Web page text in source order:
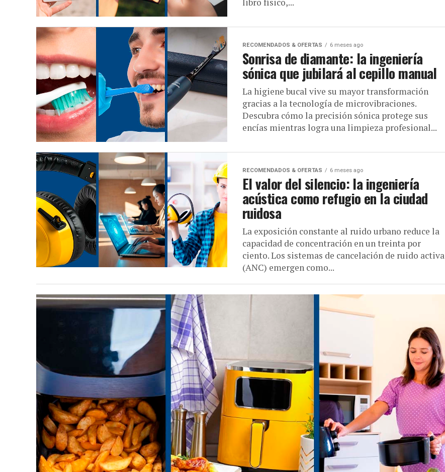
RECOMENDADOS & OFERTAS 6 meses ago
Sonrisa de diamante: la ingeniería
sónica que jubilará al cepillo manual
La higiene bucal vive su mayor transformación
gracias a la tecnología de microvibraciones.
Descubra cómo la precisión sónica protege sus
encías mientras logra una limpieza profesional...
RECOMENDADOS & OFERTAS 6 meses ago
El valor del silencio: la ingeniería
acústica como refugio en la ciudad
ruidosa
La exposición constante al ruido urbano reduce la
capacidad de concentración en un treinta por
ciento. Los sistemas de cancelación de ruido activa
(ANC) emergen como...